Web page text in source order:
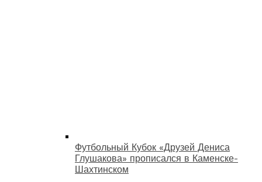
Футбольный Кубок «Друзей Дениса
Глушакова» прописался в Каменске-
Шахтинском